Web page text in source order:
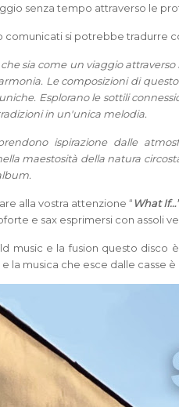
senza tempo attraverso le
comunicati si potrebbe tradurre
sia come un viaggio
Le composizioni di
Esplorano le sottili
in un'unica melodia.
ispirazione dalle
maestosità della natura
alla vostra attenzione “What
e sax esprimersi con assoli
music e la fusion questo
la musica che esce dalle casse è